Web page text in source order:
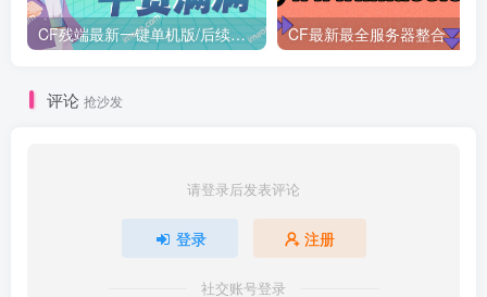
CF残端最新一键单机版/后续新装备版本第一时间更新 CF最新最全服务器整合
评论 抢沙发
请登录后发表评论
登录 注册
社交账号登录